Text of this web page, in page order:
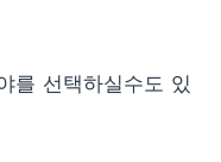
를 선택하실수도 있